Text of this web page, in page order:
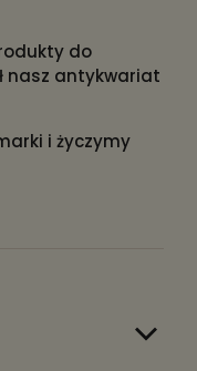
do
nasz antykwariat
i życzymy